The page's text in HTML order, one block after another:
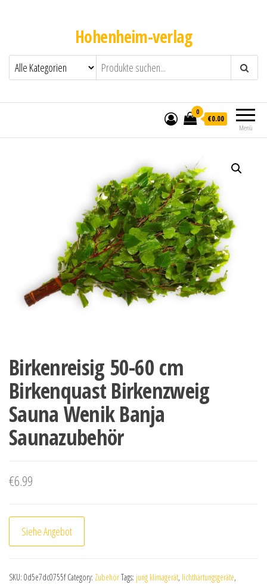
Hohenheim-verlag
Menü
0
€0.00
Birkenreisig 50-60 cm
Birkenquast Birkenzweig
Sauna Wenik Banja
Saunazubehör
€6.99
Siehe Angebot
SKU: 0d5e7dc0755f Category: ZubehörTags: jung klimagerät, lichthärtungsgeräte,